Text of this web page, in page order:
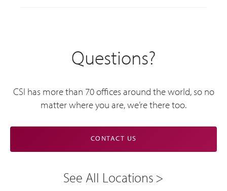
Questions?
CSI has more than 70 offices around the world, so no
matter where you are, we’re there too.
CONTACT US
See All Locations